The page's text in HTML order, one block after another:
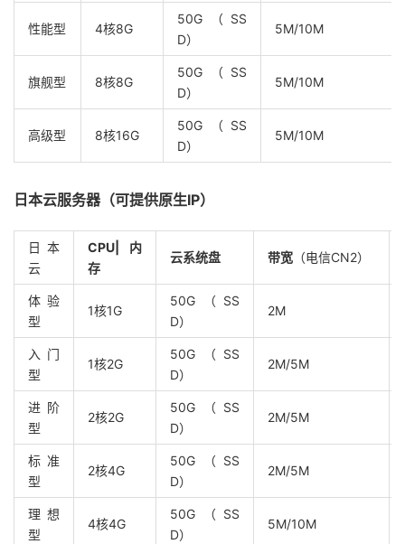
性能型 4核8G
50G（SS
D）
5M/10M
旗舰型 8核8G
50G（SS
D）
5M/10M
高级型 8核16G
50G（SS
D）
5M/10M
日本云服务器（可提供原生IP）
日本
云
CPU|
内
存
云系统盘 带宽 （电信CN2）
体验
型
1核1G
50G（SS
D）
2M
入门
型
1核2G
50G（SS
D）
2M/5M
进阶
型
2核2G
50G（SS
D）
2M/5M
标准
型
2核4G
50G（SS
D）
2M/5M
理想
型
4核4G
50G（SS
D）
5M/10M